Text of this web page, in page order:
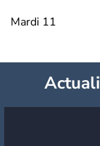
Mardi 11